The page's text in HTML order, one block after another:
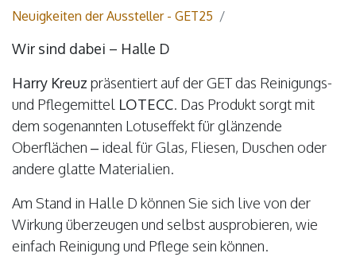
Neuigkeiten der Aussteller - GET25
Wir sind dabei – Halle D
Harry Kreuz präsentiert auf der GET das Reinigungs-
und Pflegemittel LOTECC. Das Produkt sorgt mit
dem sogenannten Lotuseffekt für glänzende
Oberflächen – ideal für Glas, Fliesen, Duschen oder
andere glatte Materialien.
Am Stand in Halle D können Sie sich live von der
Wirkung überzeugen und selbst ausprobieren, wie
einfach Reinigung und Pflege sein können.